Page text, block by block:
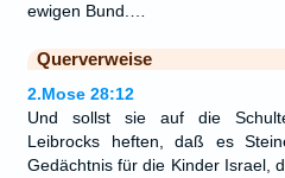
ewigen Bund.…
Querverweise
2.Mose 28:12
Und sollst sie auf die
Leibrocks heften, daß es
Gedächtnis für die Kinder Israel,